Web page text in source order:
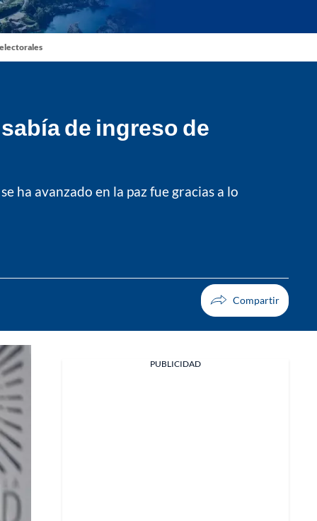
de ingreso de
ha avanzado en la paz fue gracias a lo
PUBLICIDAD